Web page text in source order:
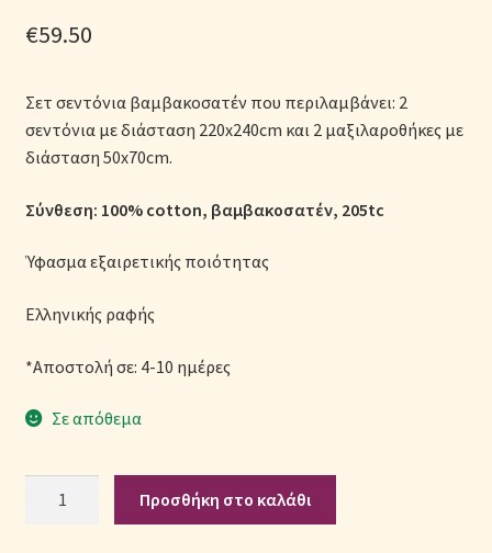
Όροι Χρήσης
Παπλώματα για Ζεστασιά & Άνεση
Παπλωματοθήκες
Πικέ Κουβέρτες
Πληρωμές
Πολιτική cookie
€59.50
Σετ σεντόνια βαμβακοσατέν που περιλαμβάνει: 2
σεντόνια με διάσταση 220x240cm και 2 μαξιλαροθήκες με
διάσταση 50x70cm.
Σύνθεση: 100% cotton, βαμβακοσατέν, 205tc
Ύφασμα εξαιρετικής ποιότητας
Ελληνικής ραφής
*Αποστολή σε: 4-10 ημέρες
Σε απόθεμα
Προσθήκη στο καλάθι